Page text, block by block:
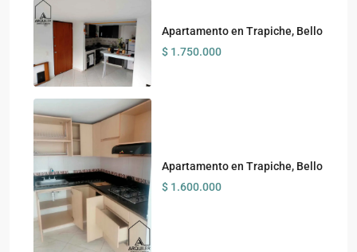
Apartamento en Trapiche, Bello
$ 1.750.000
Apartamento en Trapiche, Bello
$ 1.600.000